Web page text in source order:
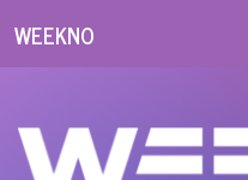
WEEKNO